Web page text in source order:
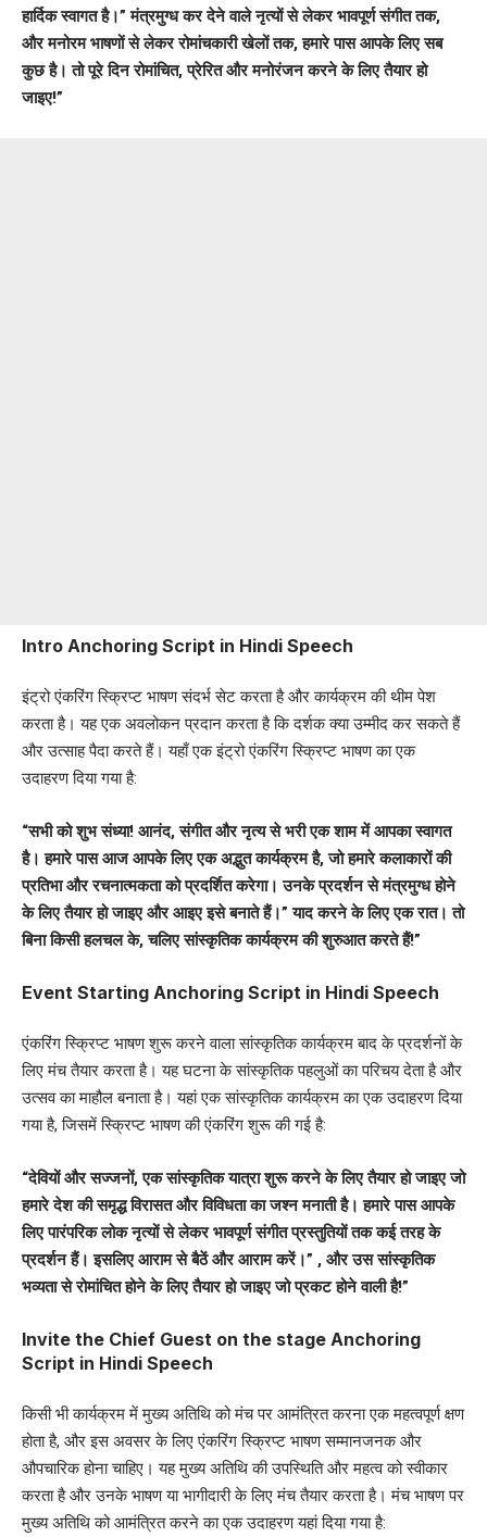
हार्दिक स्वागत है।” मंत्रमुग्ध कर देने वाले नृत्यों से लेकर भावपूर्ण संगीत तक,
और मनोरम भाषणों से लेकर रोमांचकारी खेलों तक, हमारे पास आपके लिए सब
कुछ है। तो पूरे दिन रोमांचित, प्रेरित और मनोरंजन करने के लिए तैयार हो
जाइए!”
Intro Anchoring Script in Hindi Speech
इंट्रो एंकरिंग स्क्रिप्ट भाषण संदर्भ सेट करता है और कार्यक्रम की थीम पेश
करता है। यह एक अवलोकन प्रदान करता है कि दर्शक क्या उम्मीद कर सकते हैं
और उत्साह पैदा करते हैं। यहाँ एक इंट्रो एंकरिंग स्क्रिप्ट भाषण का एक
उदाहरण दिया गया है:
“सभी को शुभ संध्या! आनंद, संगीत और नृत्य से भरी एक शाम में आपका स्वागत
है। हमारे पास आज आपके लिए एक अद्भुत कार्यक्रम है, जो हमारे कलाकारों की
प्रतिभा और रचनात्मकता को प्रदर्शित करेगा। उनके प्रदर्शन से मंत्रमुग्ध होने
के लिए तैयार हो जाइए और आइए इसे बनाते हैं।” याद करने के लिए एक रात। तो
बिना किसी हलचल के, चलिए सांस्कृतिक कार्यक्रम की शुरुआत करते हैं!”
Event Starting Anchoring Script in Hindi Speech
एंकरिंग स्क्रिप्ट भाषण शुरू करने वाला सांस्कृतिक कार्यक्रम बाद के प्रदर्शनों के
लिए मंच तैयार करता है। यह घटना के सांस्कृतिक पहलुओं का परिचय देता है और
उत्सव का माहौल बनाता है। यहां एक सांस्कृतिक कार्यक्रम का एक उदाहरण दिया
गया है, जिसमें स्क्रिप्ट भाषण की एंकरिंग शुरू की गई है:
“देवियों और सज्जनों, एक सांस्कृतिक यात्रा शुरू करने के लिए तैयार हो जाइए जो
हमारे देश की समृद्ध विरासत और विविधता का जश्न मनाती है। हमारे पास आपके
लिए पारंपरिक लोक नृत्यों से लेकर भावपूर्ण संगीत प्रस्तुतियों तक कई तरह के
प्रदर्शन हैं। इसलिए आराम से बैठें और आराम करें।” , और उस सांस्कृतिक
भव्यता से रोमांचित होने के लिए तैयार हो जाइए जो प्रकट होने वाली है!”
Invite the Chief Guest on the stage Anchoring
Script in Hindi Speech
किसी भी कार्यक्रम में मुख्य अतिथि को मंच पर आमंत्रित करना एक महत्वपूर्ण क्षण
होता है, और इस अवसर के लिए एंकरिंग स्क्रिप्ट भाषण सम्मानजनक और
औपचारिक होना चाहिए। यह मुख्य अतिथि की उपस्थिति और महत्व को स्वीकार
करता है और उनके भाषण या भागीदारी के लिए मंच तैयार करता है। मंच भाषण पर
मुख्य अतिथि को आमंत्रित करने का एक उदाहरण यहां दिया गया है: